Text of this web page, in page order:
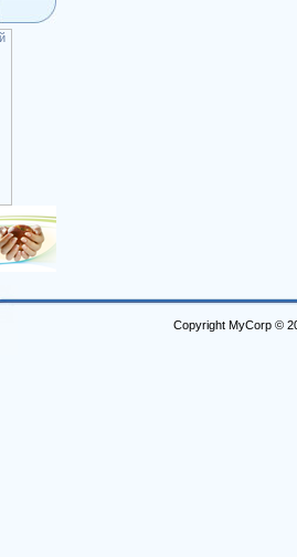
Copyright MyCorp ©